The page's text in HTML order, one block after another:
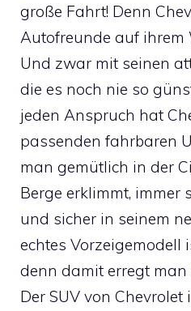
große Fahrt! Denn
Autofreunde auf ihrem
Und zwar mit seinen
die es noch nie so
jeden Anspruch hat
passenden fahrbaren
man gemütlich in der
Berge erklimmt, immer
und sicher in seinem
echtes Vorzeigemodell
denn damit erregt
Der SUV von